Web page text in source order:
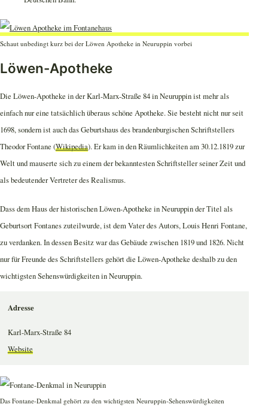
Schaut unbedingt kurz bei der Löwen Apotheke in Neuruppin vorbei
Löwen-Apotheke
Die Löwen-Apotheke in der Karl-Marx-Straße 84 in Neuruppin ist mehr als
einfach nur eine tatsächlich überaus schöne Apotheke. Sie besteht nicht nur seit
1698, sondern ist auch das Geburtshaus des brandenburgischen Schriftstellers
Theodor Fontane (Wikipedia). Er kam in den Räumlichkeiten am 30.12.1819 zur
Welt und mauserte sich zu einem der bekanntesten Schriftsteller seiner Zeit und
als bedeutender Vertreter des Realismus.
Dass dem Haus der historischen Löwen-Apotheke in Neuruppin der Titel als
Geburtsort Fontanes zuteilwurde, ist dem Vater des Autors, Louis Henri Fontane,
zu verdanken. In dessen Besitz war das Gebäude zwischen 1819 und 1826. Nicht
nur für Freunde des Schriftstellers gehört die Löwen-Apotheke deshalb zu den
wichtigsten Sehenswürdigkeiten in Neuruppin.
Adresse
Karl-Marx-Straße 84
Website
Das Fontane-Denkmal gehört zu den wichtigsten Neuruppin-Sehenswürdigkeiten